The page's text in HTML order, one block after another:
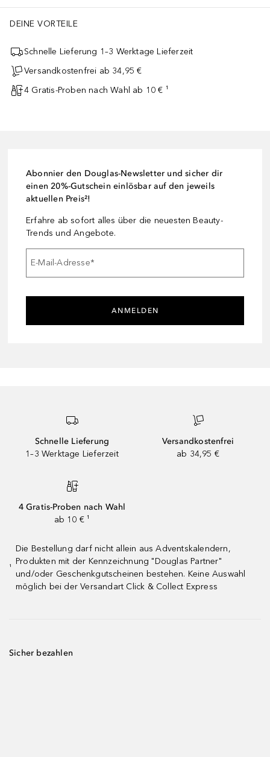
DEINE VORTEILE
Schnelle Lieferung 1–3 Werktage Lieferzeit
Versandkostenfrei ab 34,95 €
4 Gratis-Proben nach Wahl ab 10 € ¹
Abonnier den Douglas-Newsletter und sicher dir
einen 20%-Gutschein einlösbar auf den jeweils
aktuellen Preis²!
Erfahre ab sofort alles über die neuesten Beauty-
Trends und Angebote.
E-Mail-Adresse*
ANMELDEN
Schnelle Lieferung
1–3 Werktage Lieferzeit
Versandkostenfrei
ab 34,95 €
4 Gratis-Proben nach Wahl
ab 10 € ¹
¹
Die Bestellung darf nicht allein aus Adventskalendern,
Produkten mit der Kennzeichnung "Douglas Partner"
und/oder Geschenkgutscheinen bestehen. Keine Auswahl
möglich bei der Versandart Click & Collect Express
Sicher bezahlen